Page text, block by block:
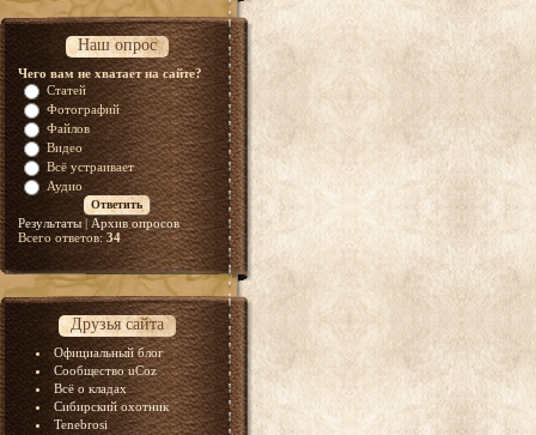
Наш опрос
Чего вам не хватает на сайте?
Статей
Фотографий
Файлов
Видео
Всё устраивает
Аудио
Результаты|Архив опросов
Всего ответов:34
Друзья сайта
Официальный блог
Сообщество uCoz
Всё о кладах
Сибирский охотник
Tenebrosi